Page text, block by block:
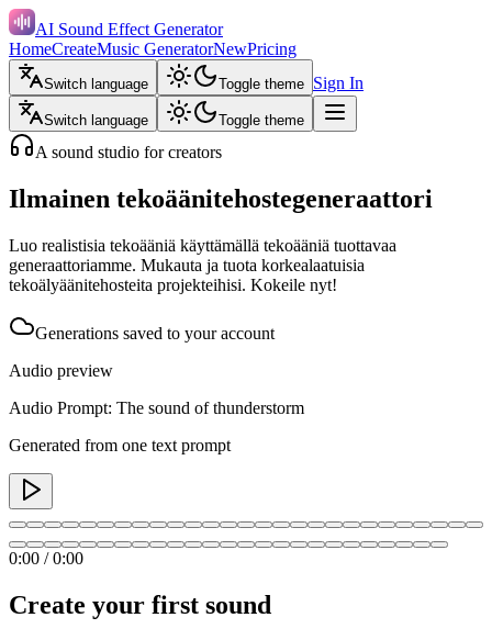
AI Sound Effect Generator
HomeCreateMusic GeneratorNewPricing
Switch language Toggle theme Sign In
Switch language Toggle theme
A sound studio for creators
Ilmainen tekoäänitehostegeneraattori
Luo realistisia tekoääniä käyttämällä tekoääniä tuottavaa
generaattoriamme. Mukauta ja tuota korkealaatuisia
tekoälyäänitehosteita projekteihisi. Kokeile nyt!
Generations saved to your account
Audio preview
Audio Prompt: The sound of thunderstorm
Generated from one text prompt
0:00 /0:00
Create your first sound